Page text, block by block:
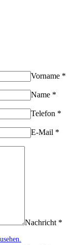
Vorname *
Name *
Telefon *
E-Mail *
Nachricht *